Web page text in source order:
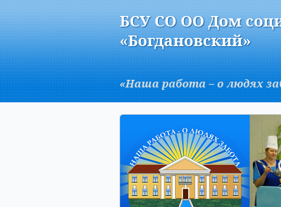
AБСУ СО ОО Дом
«Богдановский»
«Наша работа – о людях